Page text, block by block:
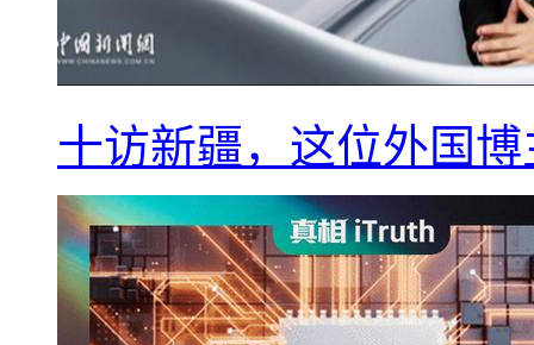
十访新疆，这位外国